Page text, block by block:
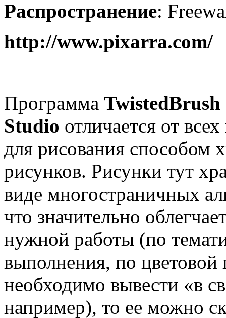
Распространение:
http://www.pixarra.com/
Программа TwistedBrush
Studio отличается от
для рисования способом
рисунков. Рисунки тут
виде многостраничных
что значительно
нужной работы (по
выполнения, по цветовой
необходимо вывести «в
например), то ее можно